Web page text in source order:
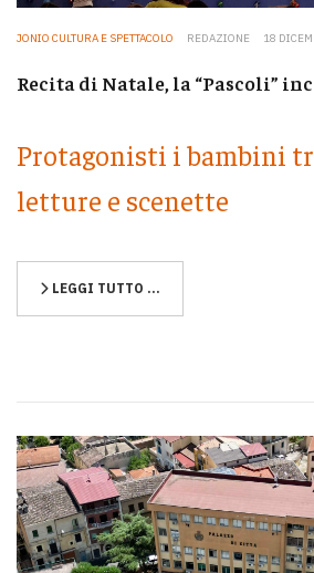
JONIO CULTURA E SPETTACOLO REDAZIONE 18
Recita di Natale, la “Pascoli”
Protagonisti i bambini
letture e scenette
LEGGI TUTTO …